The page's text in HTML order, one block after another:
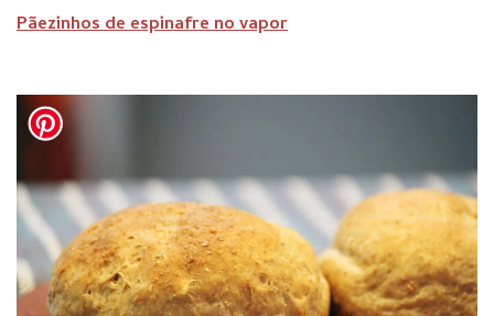
Pãezinhos de espinafre no vapor